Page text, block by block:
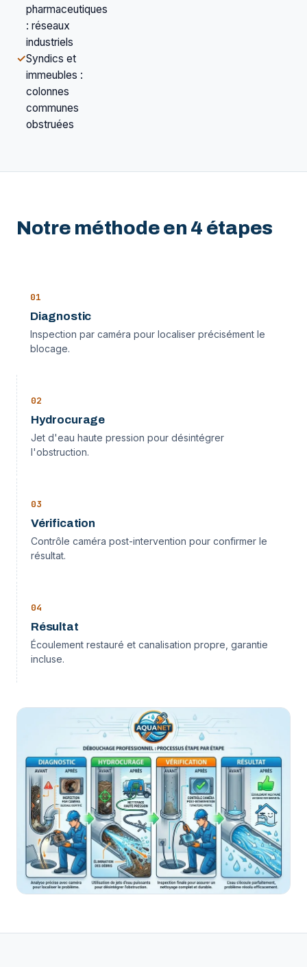
pharmaceutiques
: réseaux
industriels
✓Syndics et
immeubles :
colonnes
communes
obstruées
Notre méthode en 4 étapes
01
Diagnostic
Inspection par caméra pour localiser précisément le
blocage.
02
Hydrocurage
Jet d'eau haute pression pour désintégrer
l'obstruction.
03
Vérification
Contrôle caméra post-intervention pour confirmer le
résultat.
04
Résultat
Écoulement restauré et canalisation propre, garantie
incluse.